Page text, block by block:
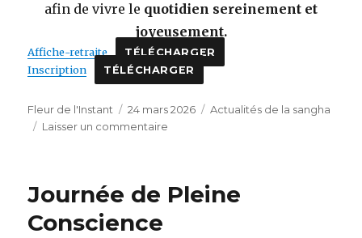
afin de vivre le quotidien sereinement et
joyeusement.
Affiche-retraite TÉLÉCHARGER
Inscription TÉLÉCHARGER
Auteur
Fleur de l'Instant
Publié
le
24 mars 2026 Catégories
Actualités de la sangha
Laisser un commentaire
Journée de Pleine
Conscience